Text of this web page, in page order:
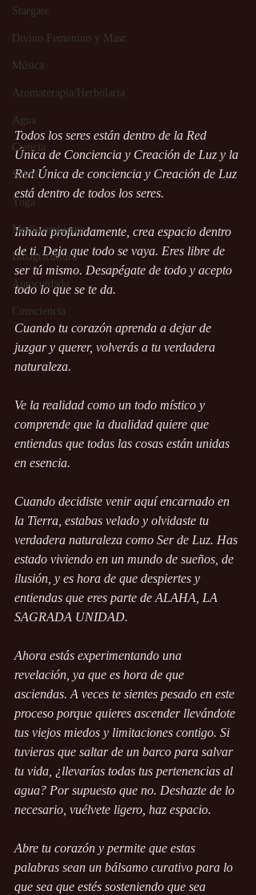
Stargate
Divino Femenino y Masc.
Música
Aromaterapia/Herbolaria
Agua
Ciencia
Salud
Yoga
Medio ambiente
Bioagricultura
Autocuidado
Consciencia
Todos los seres están dentro de la Red
Única de Conciencia y Creación de Luz y la
Red Única de conciencia y Creación de Luz
está dentro de todos los seres.
Inhala profundamente, crea espacio dentro
de ti. Deja que todo se vaya. Eres libre de
ser tú mismo. Desapégate de todo y acepto
todo lo que se te da.
Cuando tu corazón aprenda a dejar de
juzgar y querer, volverás a tu verdadera
naturaleza.
Ve la realidad como un todo místico y
comprende que la dualidad quiere que
entiendas que todas las cosas están unidas
en esencia.
Cuando decidiste venir aquí encarnado en
la Tierra, estabas velado y olvidaste tu
verdadera naturaleza como Ser de Luz. Has
estado viviendo en un mundo de sueños, de
ilusión, y es hora de que despiertes y
entiendas que eres parte de ALAHA, LA
SAGRADA UNIDAD.
Ahora estás experimentando una
revelación, ya que es hora de que
asciendas. A veces te sientes pesado en este
proceso porque quieres ascender llevándote
tus viejos miedos y limitaciones contigo. Si
tuvieras que saltar de un barco para salvar
tu vida, ¿llevarías todas tus pertenencias al
agua? Por supuesto que no. Deshazte de lo
necesario, vuélvete ligero, haz espacio.
Abre tu corazón y permite que estas
palabras sean un bálsamo curativo para lo
que sea que estés sosteniendo que sea